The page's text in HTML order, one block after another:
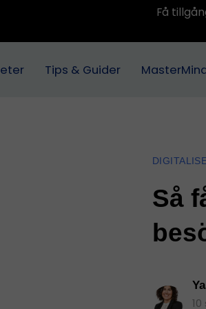
Få
Tips & Guider
Så